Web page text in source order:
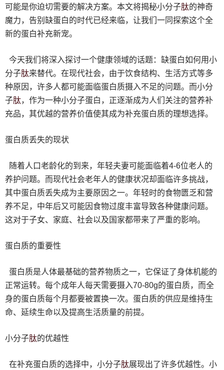
可能是你迫切需要的解决方案。本文将揭秘小分子肽的神奇
魔力，告别缺蛋白的时代已经来临，让我们一同探索这个全
新的蛋白补充新宠。
今天我们将深入探讨一个健康领域的话题：缺蛋白如何用小
分子肽来替代。在现代社会，由于饮食结构、生活方式等多
种原因，许多人都可能面临蛋白质摄入不足的问题。而小分
子肽，作为一种小分子蛋白，正逐渐成为人们关注的营养补
充品，其优越的营养价值使其成为补充蛋白质的理想选择。
蛋白质丢失的现状
随着人口老龄化的到来，年轻夫妻可能面临着4-6位老人的
养护问题。而现代社会老年人的健康状况却面临许多挑战，
其中蛋白质丢失成为主要原因之一。年轻时的食物匮乏和营
养不足，中年后又可能因食物过度丰富导致各种健康问题。
这对于子女、家庭、社会以及国家都带来了严重的影响。
蛋白质的重要性
蛋白质是人体最基础的营养物质之一，它保证了身体机能的
正常运转。每个成年人每天需要摄入70-80g的蛋白质，而全
身的蛋白质每个月都要被置换一次。蛋白质的供应是维持生
命、延续生命以及提高生活质量的前提。
小分子肽的优越性
在补充蛋白质的选择中，小分子肽展现出了许多优越性。小